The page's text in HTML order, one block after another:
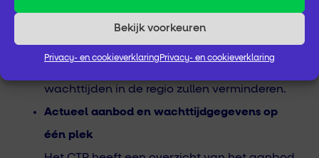
Bekijk voorkeuren
Privacy- en cookieverklaring Privacy- en cookieverklaring
Het CTP verbindt de hulpvraag met de het
best passende aanbod en de kortste
wachttijden. Bijkomend effect is dat de
wachttijden in de regio zullen verminderen.
Actueel aanbod en wachttijdgegevens op
één plek